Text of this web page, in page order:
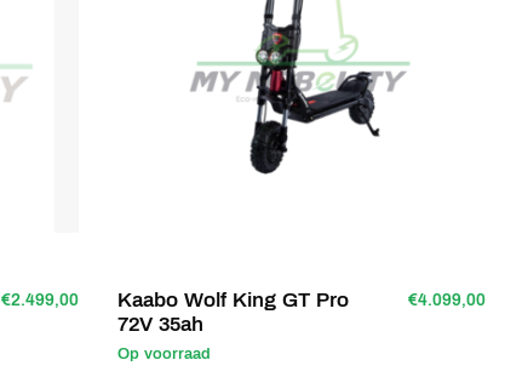
€2.499,00
Kaabo Wolf King GT Pro
72V 35ah
€4.099,00
Op voorraad